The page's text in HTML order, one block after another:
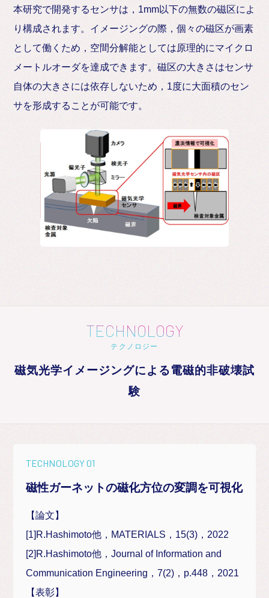
本研究で開発するセンサは，1mm以下の無数の磁区によ
り構成されます。イメージングの際，個々の磁区が画素
として働くため，空間分解能としては原理的にマイクロ
メートルオーダを達成できます。磁区の大きさはセンサ
自体の大きさには依存しないため，1度に大面積のセン
サを形成することが可能です。
TECHNOLOGY
テクノロジー
磁気光学イメージングによる電磁的非破壊試
験
TECHNOLOGY 01
磁性ガーネットの磁化方位の変調を可視化
【論文】
[1]R.Hashimoto他，MATERIALS，15(3)，2022
[2]R.Hashimoto他，Journal of Information and
Communication Engineering，7(2)，p.448，2021
【表彰】